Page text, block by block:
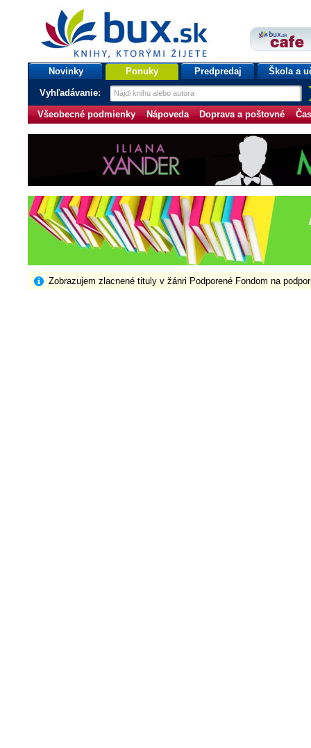
bux.sk
knihy, ktorými žijete
Úvodná stránka
Novinky Ponuky Predpredaj Škola a
Vyhľadávanie:
Všeobecné podmienky Nápoveda Doprava a poštovné
Zobrazujem zlacnené tituly v žánri Podporené Fondom na